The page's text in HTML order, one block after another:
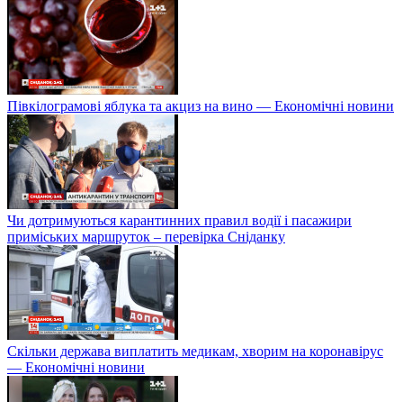
Півкілограмові яблука та акциз на вино — Економічні новини
Чи дотримуються карантинних правил водії і пасажири
приміських маршруток – перевірка Сніданку
Скільки держава виплатить медикам, хворим на коронавірус
— Економічні новини